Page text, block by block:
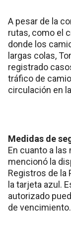
A pesar de la
rutas, como el
donde los
largas colas,
registrado
tráfico de
circulación en
Medidas de
En cuanto a
mencionó la
Registros de la
la tarjeta azul.
autorizado
de vencimiento.